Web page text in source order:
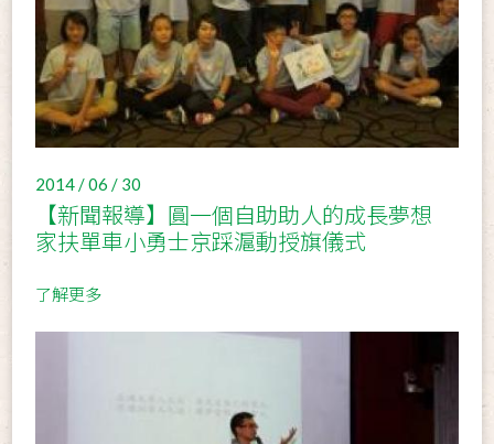
2014 / 06 / 30
【新聞報導】圓一個自助助人的成長夢想
家扶單車小勇士京踩滬動授旗儀式
了解更多